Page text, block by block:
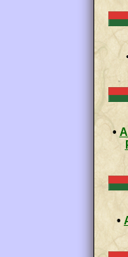
•
•